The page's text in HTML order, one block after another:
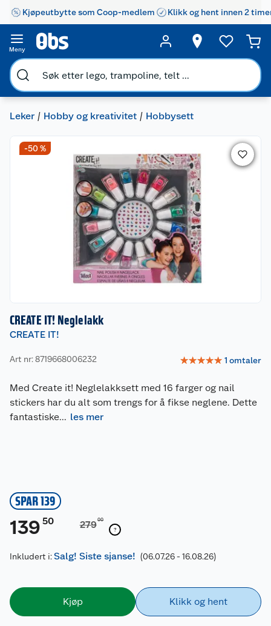
Kjøpeutbytte som Coop-medlem Klikk og hent innen 2
Meny
Leker Hobby og kreativitet Hobbysett
-50 %
CREATE IT! Neglelakk
CREATE IT!
Art nr: 8719668006232 ☆☆☆☆☆ 1 omtaler
Med Create it! Neglelakksett med 16 farger og nail
stickers har du alt som trengs for å fikse neglene. Dette
fantastiske... les mer
SPAR 139
139 50 27900
Inkludert i:Salg! Siste sjanse! (06.07.26 - 16.08.26)
Kjøp Klikk og hent